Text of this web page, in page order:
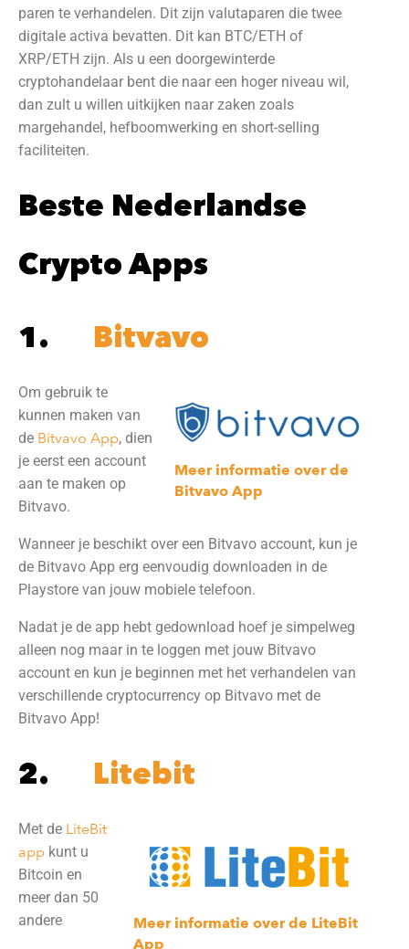
paren te verhandelen. Dit zijn valutaparen die twee
digitale activa bevatten. Dit kan BTC/ETH of
XRP/ETH zijn. Als u een doorgewinterde
cryptohandelaar bent die naar een hoger niveau wil,
dan zult u willen uitkijken naar zaken zoals
margehandel, hefboomwerking en short-selling
faciliteiten.
Beste Nederlandse
Crypto Apps
1. Bitvavo
Meer informatie over de
Bitvavo App
Om gebruik te
kunnen maken van
de Bitvavo App, dien
je eerst een account
aan te maken op
Bitvavo.
Wanneer je beschikt over een Bitvavo account, kun je
de Bitvavo App erg eenvoudig downloaden in de
Playstore van jouw mobiele telefoon.
Nadat je de app hebt gedownload hoef je simpelweg
alleen nog maar in te loggen met jouw Bitvavo
account en kun je beginnen met het verhandelen van
verschillende cryptocurrency op Bitvavo met de
Bitvavo App!
2. Litebit
Meer informatie over de LiteBit
App
Met de LiteBit
app kunt u
Bitcoin en
meer dan 50
andere